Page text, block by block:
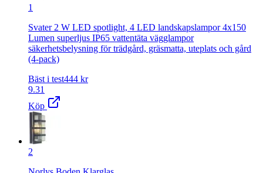
1
Svater 2 W LED spotlight, 4 LED landskapslampor 4x150
Lumen superljus IP65 vattentäta vägglampor
säkerhetsbelysning för trädgård, gräsmatta, uteplats och gård
(4-pack)
Bäst i test444 kr
9.31
Köp
2